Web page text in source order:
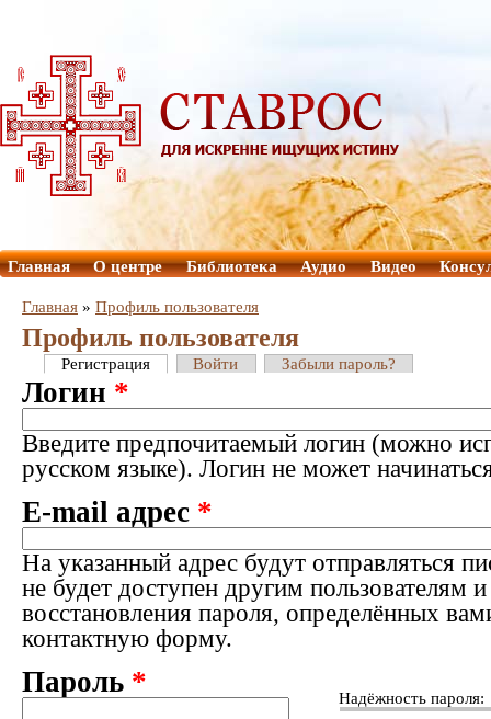
Главная О центре Библиотека Аудио Видео
Главная » Профиль пользователя
Профиль пользователя
Регистрация Войти Забыли пароль?
Логин *
Введите предпочитаемый логин (можно
русском языке). Логин не может
E-mail адрес *
На указанный адрес будут отправляться
не будет доступен другим пользователям
восстановления пароля, определённых
контактную форму.
Надёжность пароля:
Пароль *